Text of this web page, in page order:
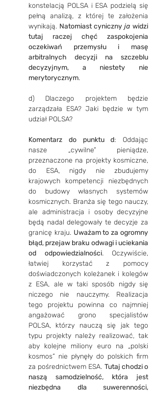
konstelacją POLSA i ESA podzielą się
pełną analizą, z której te założenia
wynikają. Natomiast cyniczny ja widzi
tutaj raczej chęć zaspokojenia
oczekiwań przemysłu i masę
arbitralnych decyzji na szczeblu
decyzyjnym, a niestety nie
merytorycznym.
d) Dlaczego projektem będzie
zarządzała ESA? Jaki będzie w tym
udział POLSA?
Komentarz do punktu d: Oddając
nasze „cywilne” pieniądze,
przeznaczone na projekty kosmiczne,
do ESA, nigdy nie zbudujemy
krajowych kompetencji niezbędnych
do budowy własnych systemów
kosmicznych. Branża się tego nauczy,
ale administracja i osoby decyzyjne
będą nadal delegowały te decyzje za
granicę kraju. Uważam to za ogromny
błąd, przejaw braku odwagi i uciekania
od odpowiedzialności. Oczywiście,
łatwiej korzystać z pomocy
doświadczonych koleżanek i kolegów
z ESA, ale w taki sposób nigdy się
niczego nie nauczymy. Realizacja
tego projektu powinna co najmniej
angażować grono specjalistów
POLSA, którzy nauczą się jak tego
typu projekty należy realizować, tak
aby kolejne miliony euro na „polski
kosmos” nie płynęły do polskich firm
za pośrednictwem ESA. Tutaj chodzi o
naszą samodzielność, która jest
niezbędna dla suwerenności,